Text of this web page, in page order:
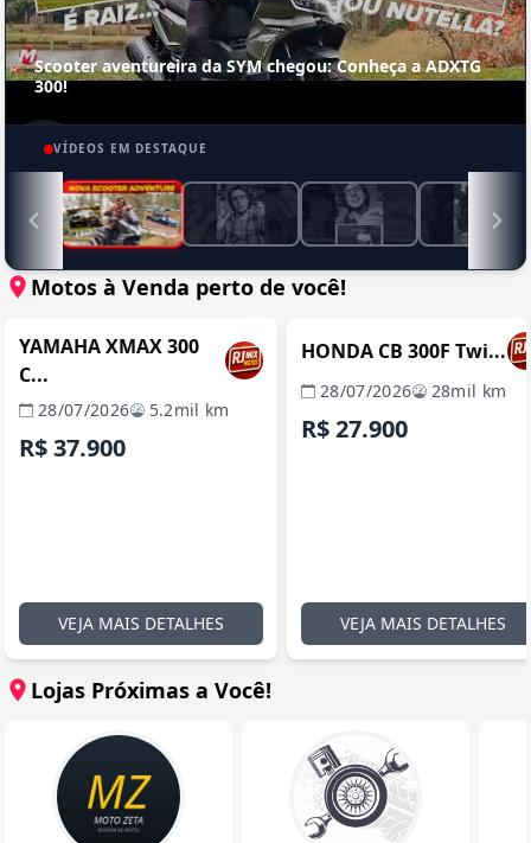
Scooter aventureira da SYM chegou: Conheça a ADXTG
300!
VÍDEOS EM DESTAQUE
Motos à Venda perto de você!
REVENDA VERIFICADA
RIO DE JANEIRO / RJ
YAMAHA XMAX 300
C...
28/07/2026 5.2mil km
R$ 37.900
VEJA MAIS DETALHES
REVENDA VERIFICADA
HONDA CB 300F Twi...
28/07/2026 28mil km
R$ 27.900
VEJA MAIS DETALHES
Lojas Próximas a Você!